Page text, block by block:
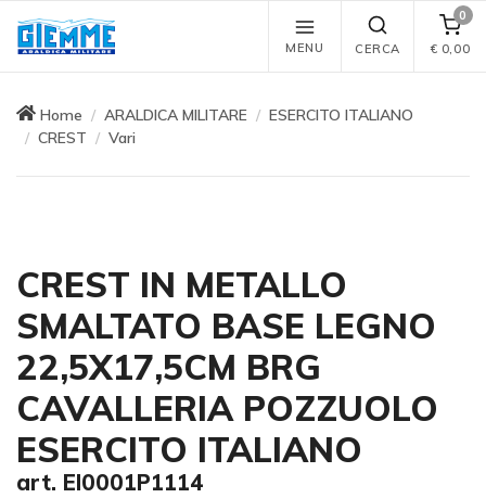
MENU CERCA
0
€ 0,00
Home ARALDICA MILITARE
ESERCITO ITALIANO
CREST
Vari
CREST IN METALLO
SMALTATO BASE LEGNO
22,5X17,5CM BRG
CAVALLERIA POZZUOLO
ESERCITO ITALIANO
art. EI0001P1114